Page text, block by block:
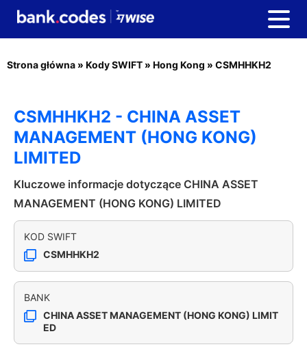
Strona główna » Kody SWIFT » Hong Kong » CSMHHKH2
CSMHHKH2 - CHINA ASSET
MANAGEMENT (HONG KONG)
LIMITED
Kluczowe informacje dotyczące CHINA ASSET
MANAGEMENT (HONG KONG) LIMITED
KOD SWIFT
CSMHHKH2
BANK
CHINA ASSET MANAGEMENT (HONG KONG) LIMIT
ED